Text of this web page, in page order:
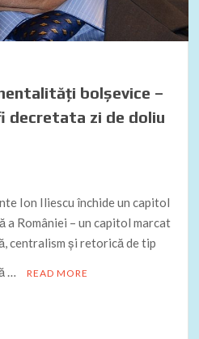
bolșevice –
decretata zi de doliu
Ion Iliescu închide un capitol
a României – un capitol marcat
centralism și retorică de tip
…
READ MORE